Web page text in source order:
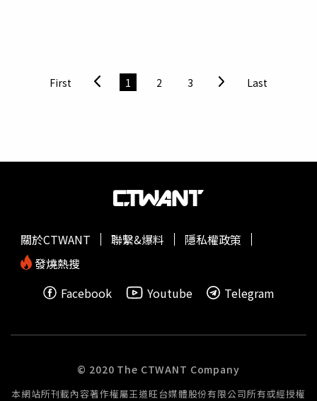
寒暑假的相聚，讓孩子們彼此感情更加緊密，也讓家族凝聚
力一代代延續下去，「一家人健康、快樂地在一起，就是最
已卡在牙縫多久。對此，醫師指出，這並非民間俗稱的「牙
蟲」或蛀蟲。臨床上造成蛀牙的是細菌，而非肉眼可見的大
口腔。口腔科醫師提醒，許多人對口腔保健存在三大迷思。
造成發炎，若因害怕流血而不清潔，只會讓牙周病持續惡
化。其次，僅靠牙刷無法徹底清除牙縫中的食物殘渣與牙菌
潔。最後，不少人誤以為刷牙會造成牙齒鬆動，事實上真正
導致牙齒鬆動的是牙結石長期堆積、牙周組織遭細菌破壞。
眾，更應重視口腔清潔與定期洗牙，避免牙周病惡化。若忽
First 1 2 3 Last
關於CTWANT 聯繫&爆料
隱私權政策
發燒熱搜
Facebook
Youtube Telegram
© 2020 The CTWANT Company
本網站所刊載內容著作權屬王道旺台媒體股份有限公司所有或經授權